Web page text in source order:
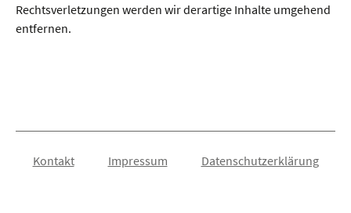
Rechtsverletzungen werden wir derartige Inhalte umgehend
entfernen.
Kontakt Impressum Datenschutzerklärung